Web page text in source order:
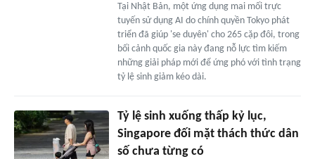
Tại Nhật Bản, một ứng dụng mai mối trực
tuyến sử dụng AI do chính quyền Tokyo phát
triển đã giúp 'se duyên' cho 265 cặp đôi, trong
bối cảnh quốc gia này đang nỗ lực tìm kiếm
những giải pháp mới để ứng phó với tình trạng
tỷ lệ sinh giảm kéo dài.
Tỷ lệ sinh xuống thấp kỷ lục,
Singapore đối mặt thách thức dân
số chưa từng có